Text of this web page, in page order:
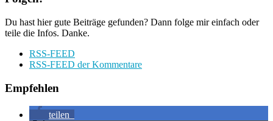
Du hast hier gute Beiträge gefunden? Dann folge mir einfach oder
teile die Infos. Danke.
RSS-FEED
RSS-FEED der Kommentare
Empfehlen
teilen